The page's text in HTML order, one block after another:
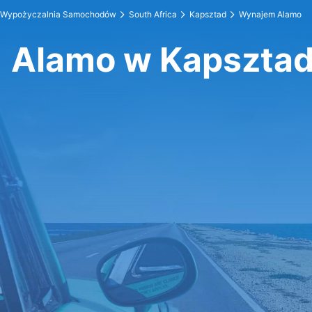
Wypożyczalnia Samochodów South Africa Kapsztad Wynajem Alamo
Alamo w